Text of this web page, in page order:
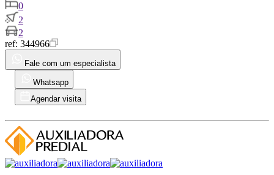
0
2
2
ref: 344966
Fale com um especialista
Whatsapp
Agendar visita